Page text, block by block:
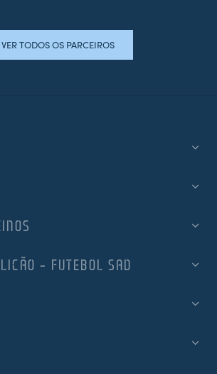
VER TODOS OS PARCEIROS
– FUTEBOL SAD